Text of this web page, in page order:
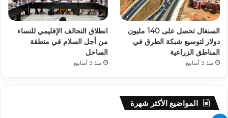
السنغال تحصل على 140 مليون
دولار لتوسيع شبكة الطرق في
المناطق الزراعية
منذ 3 أسابيع
انطلاق التحالف الإقليمي للنساء
من أجل السلام في منطقة
الساحل
منذ 3 أسابيع
المواضيع الأكثر شهرة